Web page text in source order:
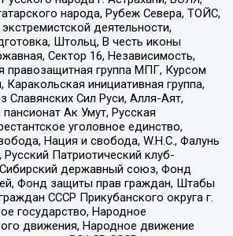
народа, Рубеж Севера, ТОЙС,
деятельности,
Штольц, В честь иконы
Сектор 16, Независимость,
группа МПГ, Курсом
инициативная группа,
Сил Руси, Алля-Аят,
Ак Умут, Русская
уголовное единство,
Нация и свобода, W.H.С., Фалунь
Патриотический клуб-
державный союз, Фонд
Фонд защиты прав граждан, Штабы
СССР Прикубанского округа г.
государство, Народное
движения, Народное движение